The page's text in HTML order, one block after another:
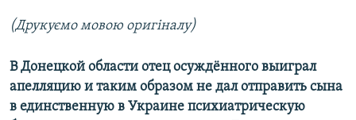
ДОЛУЧАЙСЯ!
(Друкуємо мовою оригіналу)
В Донецкой области отец осуждённого выиграл
апелляцию и таким образом не дал отправить сына
в единственную в Украине психиатрическую